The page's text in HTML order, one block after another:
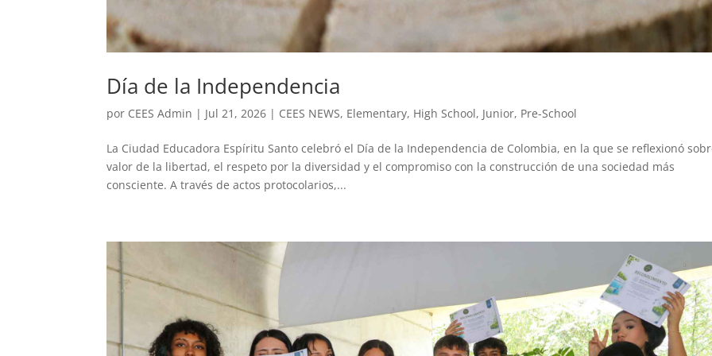
Día de la Independencia
por CEES Admin | Jul 21, 2026 | CEES NEWS, Elementary, High School, Junior, Pre-School
La Ciudad Educadora Espíritu Santo celebró el Día de la Independencia de Colombia, en la que se reflexionó
valor de la libertad, el respeto por la diversidad y el compromiso con la construcción de una sociedad más
consciente. A través de actos protocolarios,...